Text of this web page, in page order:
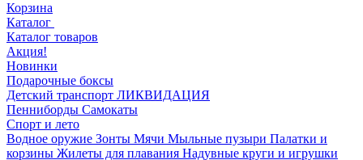
Корзина
Каталог
Каталог товаров
Акция!
Новинки
Подарочные боксы
Детский транспорт ЛИКВИДАЦИЯ
Пенниборды Самокаты
Спорт и лето
Водное оружие Зонты Мячи Мыльные пузыри Палатки и
корзины Жилеты для плавания Надувные круги и игрушки